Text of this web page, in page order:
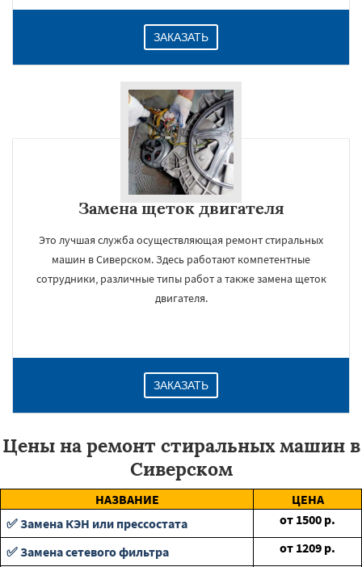
ЗАКАЗАТЬ
Замена щеток двигателя
Это лучшая служба осуществляющая ремонт стиральных
машин в Сиверском. Здесь работают компетентные
сотрудники, различные типы работ а также замена щеток
двигателя.
ЗАКАЗАТЬ
Цены на ремонт стиральных машин в
Сиверском
НАЗВАНИЕ
ЦЕНА
✅ Замена КЭН или прессостата
от 1500 р.
✅ Замена сетевого фильтра
от 1209 р.